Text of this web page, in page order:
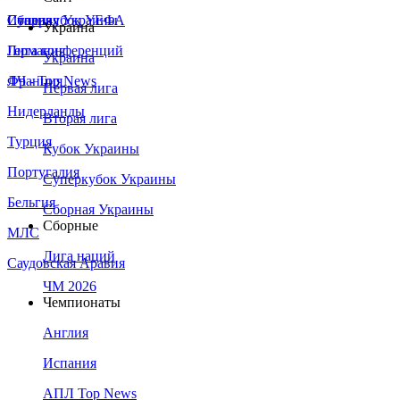
Сборная Украины
Италия
Германия
Франция
Нидерланды
Турция
Португалия
Бельгия
МЛС
Саудовская Аравия
Суперкубок УЕФА
Лига конференций
ЛЧ - Top News
Украина
Украина
Первая лига
Вторая лига
Кубок Украины
Суперкубок Украины
Сборная Украины
Сборные
Лига наций
ЧМ 2026
Чемпионаты
Англия
Испания
АПЛ Top News